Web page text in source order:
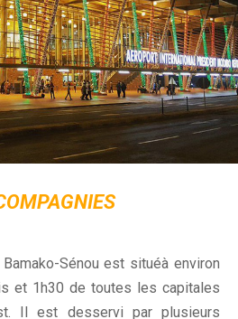
Bamako-Sénou est situéà environ
et 1h30 de toutes les capitales
Il est desservi par plusieurs